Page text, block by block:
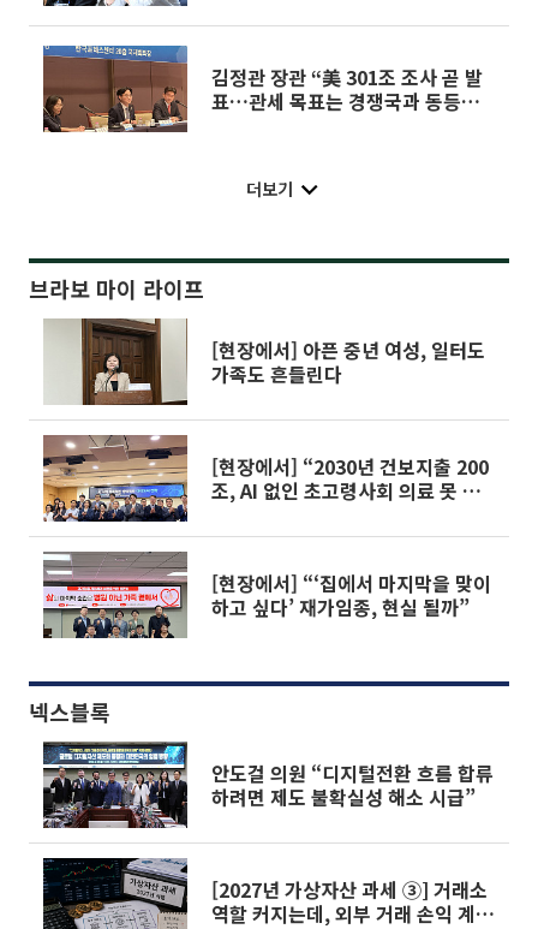
김정관 장관 “美 301조 조사 곧 발
표…관세 목표는 경쟁국과 동등한
더보기
브라보 마이 라이프
[현장에서] 아픈 중년 여성, 일터도
가족도 흔들린다
[현장에서] “2030년 건보지출 200
조, AI 없인 초고령사회 의료 못 버
[현장에서] “‘집에서 마지막을 맞이
하고 싶다’ 재가임종, 현실 될까”
넥스블록
안도걸 의원 “디지털전환 흐름 합류
하려면 제도 불확실성 해소 시급”
[2027년 가상자산 과세 ③] 거래소
역할 커지는데, 외부 거래 손익 계산